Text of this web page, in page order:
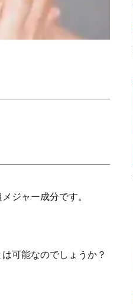
ジャー成分です。
可能なのでしょうか？